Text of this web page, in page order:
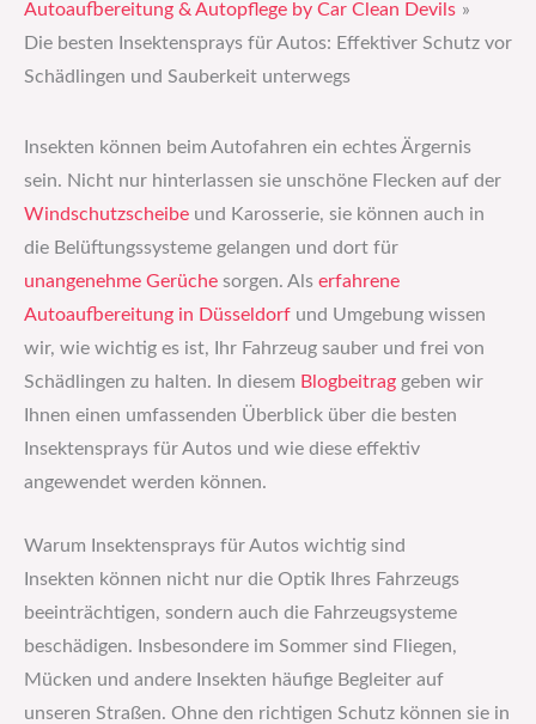
Autoaufbereitung & Autopflege by Car Clean Devils
Die besten Insektensprays für Autos: Effektiver Schutz vor
Schädlingen und Sauberkeit unterwegs
Insekten können beim Autofahren ein echtes Ärgernis
sein. Nicht nur hinterlassen sie unschöne Flecken auf der
Windschutzscheibe und Karosserie, sie können auch in
die Belüftungssysteme gelangen und dort für
unangenehme Gerüche sorgen. Als erfahrene
Autoaufbereitung in Düsseldorf und Umgebung wissen
wir, wie wichtig es ist, Ihr Fahrzeug sauber und frei von
Schädlingen zu halten. In diesem Blogbeitrag geben wir
Ihnen einen umfassenden Überblick über die besten
Insektensprays für Autos und wie diese effektiv
angewendet werden können.
Warum Insektensprays für Autos wichtig sind
Insekten können nicht nur die Optik Ihres Fahrzeugs
beeinträchtigen, sondern auch die Fahrzeugsysteme
beschädigen. Insbesondere im Sommer sind Fliegen,
Mücken und andere Insekten häufige Begleiter auf
unseren Straßen. Ohne den richtigen Schutz können sie in